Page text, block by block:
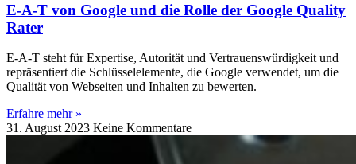
E-A-T von Google und die Rolle der Google Quality
Rater
E-A-T steht für Expertise, Autorität und Vertrauenswürdigkeit und
repräsentiert die Schlüsselelemente, die Google verwendet, um die
Qualität von Webseiten und Inhalten zu bewerten.
Erfahre mehr »
31. August 2023 Keine Kommentare